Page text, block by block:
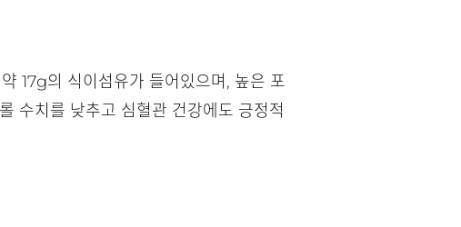
17g의 식이섬유가 들어있으며, 높은 포
수치를 낮추고 심혈관 건강에도 긍정적